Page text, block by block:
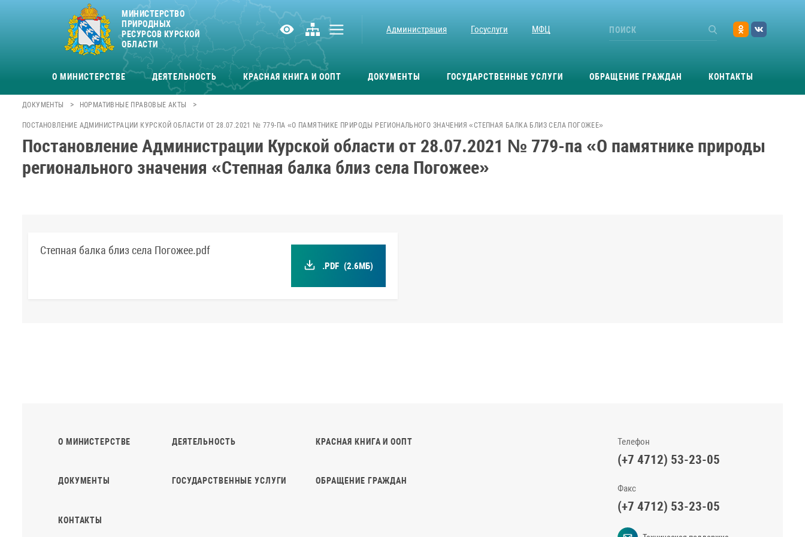
МИНИСТЕРСТВО
ПРИРОДНЫХ
РЕСУРСОВ КУРСКОЙ
ОБЛАСТИ
Администрация Госуслуги МФЦ
О МИНИСТЕРСТВЕ ДЕЯТЕЛЬНОСТЬ КРАСНАЯ КНИГА И ООПТ ДОКУМЕНТЫ ГОСУДАРСТВЕННЫЕ УСЛУГИ ОБРАЩЕНИЕ ГРАЖДАН КОНТАКТЫ
ДОКУМЕНТЫ > НОРМАТИВНЫЕ ПРАВОВЫЕ АКТЫ >
ПОСТАНОВЛЕНИЕ АДМИНИСТРАЦИИ КУРСКОЙ ОБЛАСТИ ОТ 28.07.2021 № 779-ПА «О ПАМЯТНИКЕ ПРИРОДЫ РЕГИОНАЛЬНОГО ЗНАЧЕНИЯ «СТЕПНАЯ БАЛКА БЛИЗ СЕЛА ПОГОЖЕЕ»
Постановление Администрации Курской области от 28.07.2021 № 779-па «О памятнике природы
регионального значения «Степная балка близ села Погожее»
Степная балка близ села Погожее.pdf
.PDF (2.6МБ)
О МИНИСТЕРСТВЕ ДЕЯТЕЛЬНОСТЬ КРАСНАЯ КНИГА И ООПТ
ДОКУМЕНТЫ ГОСУДАРСТВЕННЫЕ УСЛУГИ ОБРАЩЕНИЕ ГРАЖДАН
КОНТАКТЫ
Телефон
(+7 4712) 53-23-05
Факс
(+7 4712) 53-23-05